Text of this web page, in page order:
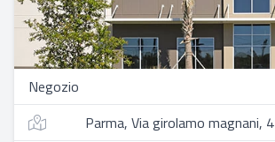
Negozio
Parma, Via girolamo magnani, 4